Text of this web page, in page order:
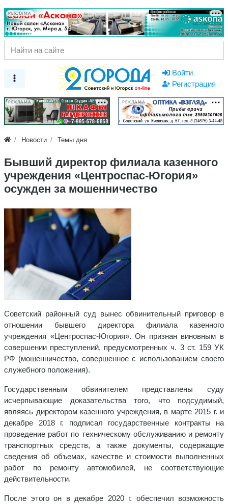
РЕКЛАМА
Войти
Регистрация
РЕКЛАМА РЕКЛАМА
Новости Темы дня
Бывший директор филиала казенного
учреждения «Центроспас-Югория»
осужден за мошенничество
Советский районный суд вынес обвинительный приговор в
отношении бывшего директора филиала казенного
учреждения «Центроспас-Югория». Он признан виновным в
совершении преступлений, предусмотренных ч. 3 ст. 159 УК
РФ (мошенничество, совершенное с использованием своего
служебного положения).
Государственным обвинителем представлены суду
исчерпывающие доказательства того, что подсудимый,
являясь директором казенного учреждения, в марте 2015 г. и
декабре 2018 г. подписал государственные контракты на
проведение работ по техническому обслуживанию и ремонту
транспортных средств, а также документы, содержащие
сведения об объемах, качестве и стоимости выполненных
работ по ремонту автомобилей, не соответствующие
действительности.
После этого он в декабре 2020 г. обеспечил возможность